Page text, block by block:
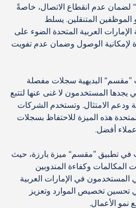
لضمان عدم انقطاع الاتصال، خاصةً
المتنقلين. يسلط
العربية المتحدة الضوء على
لإمكانية الوصول وضمان عدم تفويت
البديهية سجلات مفصلة
يجدها المستخدمون لا غنى عنها لتتبع
ودعم الامتثال. وتستخدم الشركات
هذه الميزة للاحتفاظ بسجلات
أفضل.
في تطبيق ”مقسم“ ميزة بارزة، حيث
وكفاءة المندوبين
المستخدمون في الإمارات العربية
تحسين تخصيص الموارد وتعزيز
نمو الأعمال.